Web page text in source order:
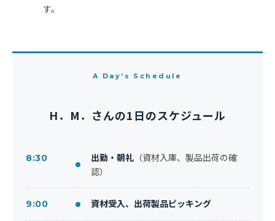
す。
A Day’s Schedule
H．M．さんの1日のスケジュール
8:30 出勤・朝礼 （資材入庫、製品出荷の確
認）
9:00 資材受入、出荷製品ピッキング